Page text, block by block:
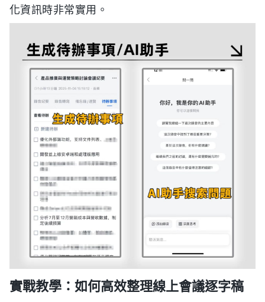
化資訊時非常實用。
實戰教學：如何高效整理線上會議逐字稿